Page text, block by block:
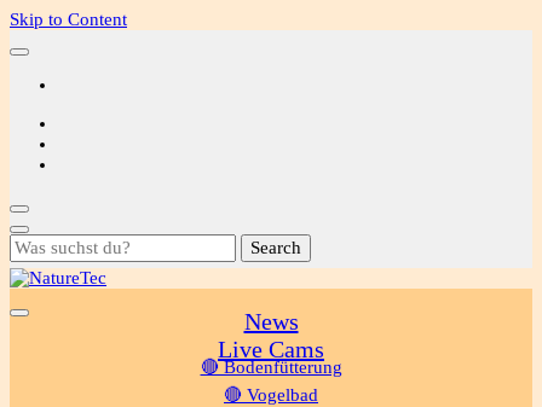
Skip to Content
Looking
for
Something?
News
Live Cams
🔴 Bodenfütterung
🔴 Vogelbad